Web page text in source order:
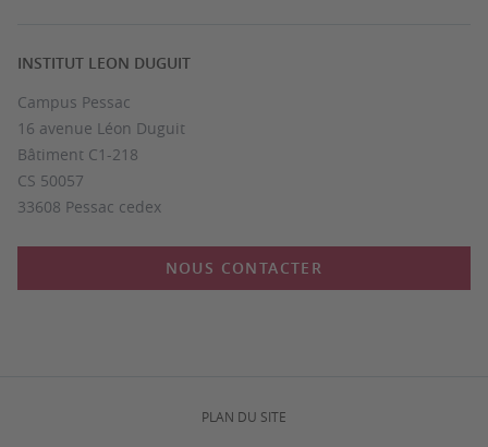
INSTITUT LEON DUGUIT
Campus Pessac
16 avenue Léon Duguit
Bâtiment C1-218
CS 50057
33608 Pessac cedex
NOUS CONTACTER
PLAN DU SITE